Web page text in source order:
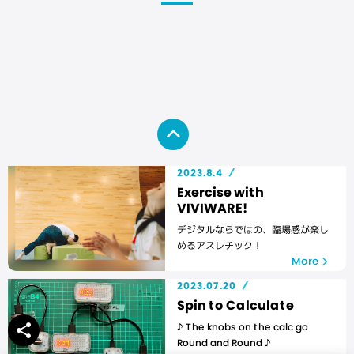
2023.8.4
Exercise with
VIVIWARE!
デジタルならではの、臨場感が楽し
めるアスレチック！
More
2023.07.20
Spin to Calculate
♪ The knobs on the calc go
Round and Round ♪
share